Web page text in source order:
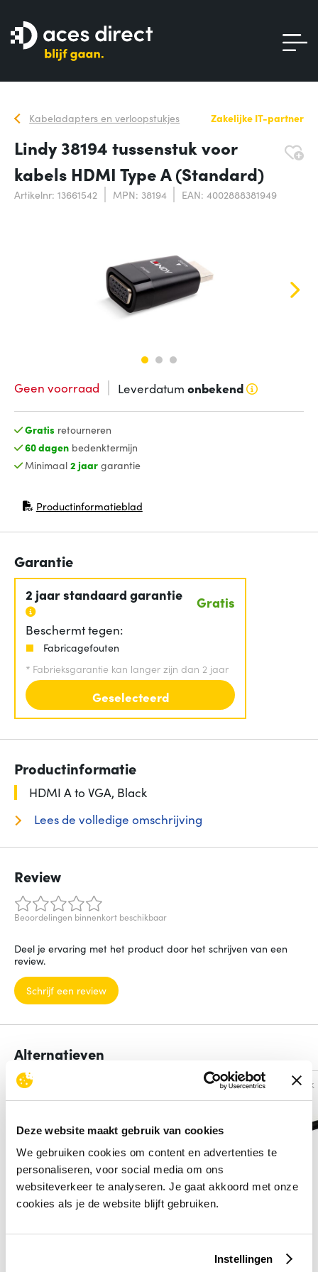
Deze website maakt gebruik van cookies
We gebruiken cookies om content en advertenties te
personaliseren, voor social media om ons
websiteverkeer te analyseren. Je gaat akkoord met onze
cookies als je de website blijft gebruiken.
Instellingen
Kabeladapters en verloopstukjes Zakelijke IT-partner
Lindy 38194 tussenstuk voor
kabels HDMI Type A (Standard)
Artikelnr: 13661542 MPN: 38194 EAN: 4002888381949
Geen voorraad Leverdatum onbekend
Gratis retourneren
60 dagenbedenktermijn
Minimaal 2 jaargarantie
Productinformatieblad
(opent in nieuw venster)
Garantie
2 jaar standaard garantie Gratis
Beschermt tegen:
Fabricagefouten
* Fabrieksgarantie kan langer zijn dan 2 jaar
Geselecteerd
Productinformatie
HDMI A to VGA, Black
Lees de volledige omschrijving
Review
Beoordelingen binnenkort beschikbaar
Deel je ervaring met het product door het schrijven van een
review.
Schrijf een review
Alternatieven
Vergelijk